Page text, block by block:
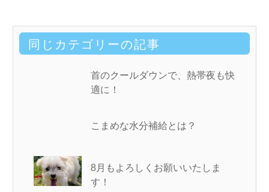
同じカテゴリーの記事
首のクールダウンで、熱帯夜も快
適に！
こまめな水分補給とは？
8月もよろしくお願いいたしま
す！